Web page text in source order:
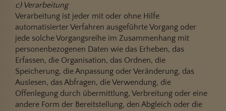
c) Verarbeitung
Verarbeitung ist jeder mit oder ohne Hilfe
automatisierter Verfahren ausgeführte Vorgang oder
jede solche Vorgangsreihe im Zusammenhang mit
personenbezogenen Daten wie das Erheben, das
Erfassen, die Organisation, das Ordnen, die
Speicherung, die Anpassung oder Veränderung, das
Auslesen, das Abfragen, die Verwendung, die
Offenlegung durch übermittlung, Verbreitung oder eine
andere Form der Bereitstellung, den Abgleich oder die